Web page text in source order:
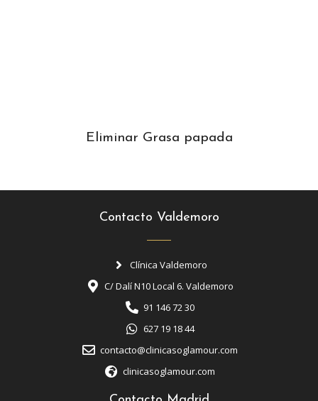
Eliminar Grasa papada
Contacto Valdemoro
Clínica Valdemoro
C/ Dalí N10 Local 6. Valdemoro
91 146 72 30
627 19 18 44
contacto@clinicasoglamour.com
clinicasoglamour.com